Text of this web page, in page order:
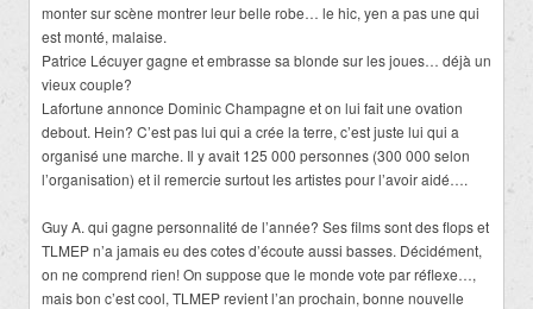
monter sur scène montrer leur belle robe… le hic, yen a pas une qui
est monté, malaise.
Patrice Lécuyer gagne et embrasse sa blonde sur les joues… déjà un
vieux couple?
Lafortune annonce Dominic Champagne et on lui fait une ovation
debout. Hein? C’est pas lui qui a crée la terre, c’est juste lui qui a
organisé une marche. Il y avait 125 000 personnes (300 000 selon
l’organisation) et il remercie surtout les artistes pour l’avoir aidé….
Guy A. qui gagne personnalité de l’année? Ses films sont des flops et
TLMEP n’a jamais eu des cotes d’écoute aussi basses. Décidément,
on ne comprend rien! On suppose que le monde vote par réflexe…,
mais bon c’est cool, TLMEP revient l’an prochain, bonne nouvelle